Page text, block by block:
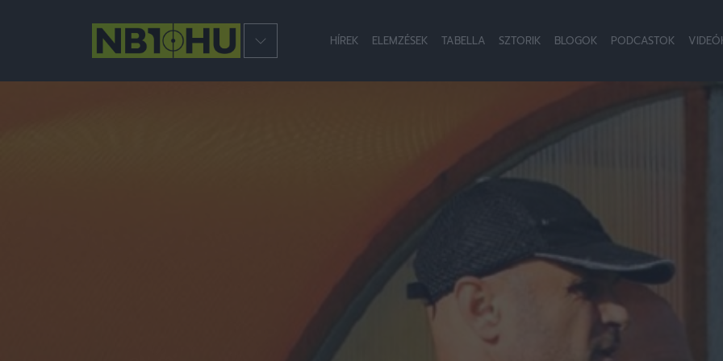
HÍREK ELEMZÉSEK TABELLA SZTORIK BLOGOK PODCASTOK